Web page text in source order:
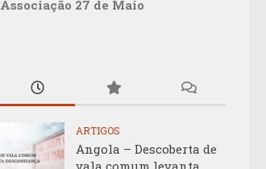
Associação 27 de Maio
ARTIGOS
Angola – Descoberta de
vala comum levanta